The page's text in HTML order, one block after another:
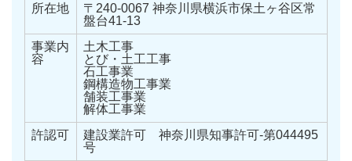
所在地
〒240-0067 神奈川県横浜市保土ヶ谷区常
盤台41-13
事業内
容
土木工事
とび・土工工事
石工事業
鋼構造物工事業
舗装工事業
解体工事業
許認可
建設業許可 神奈川県知事許可-第044495
号